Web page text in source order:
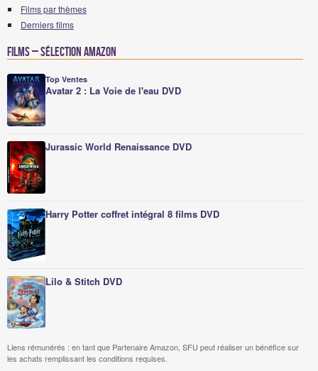
Films par thèmes
Derniers films
Films – Sélection Amazon
Top Ventes
Avatar 2 : La Voie de l'eau DVD
Jurassic World Renaissance DVD
Harry Potter coffret intégral 8 films DVD
Lilo & Stitch DVD
Liens rémunérés : en tant que Partenaire Amazon, SFU peut réaliser un bénéfice sur
les achats remplissant les conditions requises.